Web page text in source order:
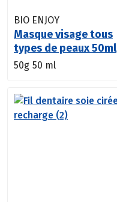
BIO ENJOY
Masque visage tous
types de peaux 50ml
50g 50 ml